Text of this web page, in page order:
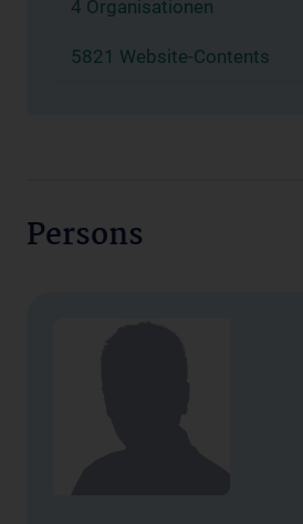
4 Organisationen
5821 Website-Contents
Persons